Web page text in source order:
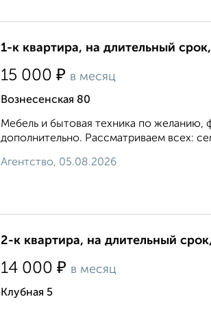
1-к квартира, на длительный
15 000 ₽ в месяц
Вознесенская 80
Мебель и бытовая техника по желанию,
дополнительно. Рассматриваем всех:
Агентство, 05.08.2026
2-к квартира, на длительный
14 000 ₽ в месяц
Клубная 5